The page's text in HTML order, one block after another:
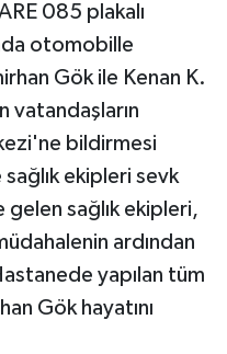
085 plakalı
otomobille
Gök ile Kenan K.
vatandaşların
bildirmesi
ekipleri sevk
sağlık ekipleri,
ardından
yapılan tüm
Gök hayatını